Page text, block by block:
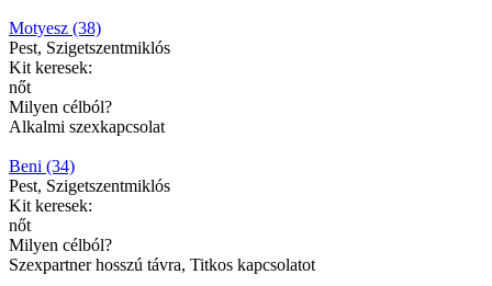
Motyesz (38)
Pest, Szigetszentmiklós
Kit keresek:
nőt
Milyen célból?
Alkalmi szexkapcsolat
Beni (34)
Pest, Szigetszentmiklós
Kit keresek:
nőt
Milyen célból?
Szexpartner hosszú távra, Titkos kapcsolatot